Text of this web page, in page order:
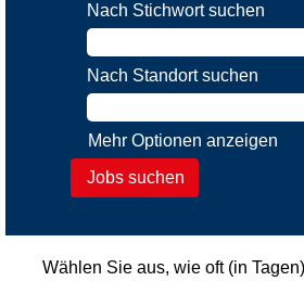
Nach Stichwort suchen
Nach Standort suchen
Mehr Optionen anzeigen
Wählen Sie aus, wie oft (in